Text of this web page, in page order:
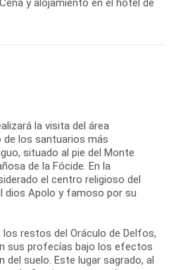
y alojamiento en el hotel de
la visita del área
de los santuarios más
situado al pie del Monte
de la Fócide. En la
el centro religioso del
dios Apolo y famoso por su
restos del Oráculo de Delfos,
sus profecías bajo los efectos
del suelo. Este lugar sagrado, al